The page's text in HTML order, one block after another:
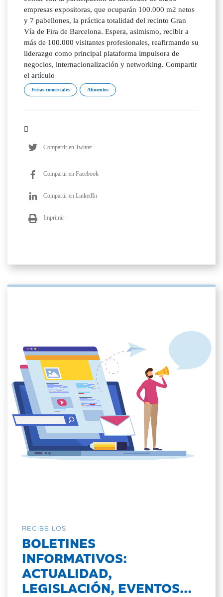
empresas expositoras, que ocuparán 100.000 m2 netos
y 7 pabellones, la práctica totalidad del recinto Gran
Vía de Fira de Barcelona. Espera, asimismo, recibir a
más de 100.000 visitantes profesionales, reafirmando su
liderazgo como principal plataforma impulsora de
negocios, internacionalización y networking. Compartir
el artículo
Ferias comerciales Alimentos
Compartir en Twitter
Compartir en Facebook
Compartir en LinkedIn
Imprimir
RECIBE LOS
BOLETINES
INFORMATIVOS:
ACTUALIDAD,
LEGISLACIÓN, EVENTOS...